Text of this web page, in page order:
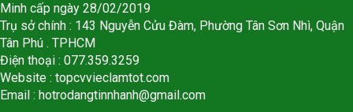
Minh cấp ngày 28/02/2019
Trụ sở chính : 143 Nguyễn Cửu Đàm, Phường Tân Sơn Nhì, Quận
Tân Phú . TPHCM
Điện thoại : 077.359.3259
Website : topcvvieclamtot.com
Email : hotrodangtinnhanh@gmail.com